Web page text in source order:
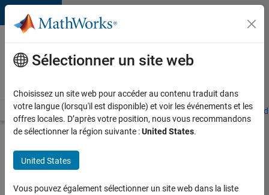
Passer au contenu
Votre
carrière
chez
Accueil Explorer nos opportunités Adresses de nos bureaux
d’autres
offres
Sélectionner un site web
Choisissez un site web pour accéder au contenu traduit dans
votre langue (lorsqu'il est disponible) et voir les événements et les
offres locales. D’après votre position, nous vous recommandons
de sélectionner la région suivante :United States.
United States
Vous pouvez également sélectionner un site web dans la liste